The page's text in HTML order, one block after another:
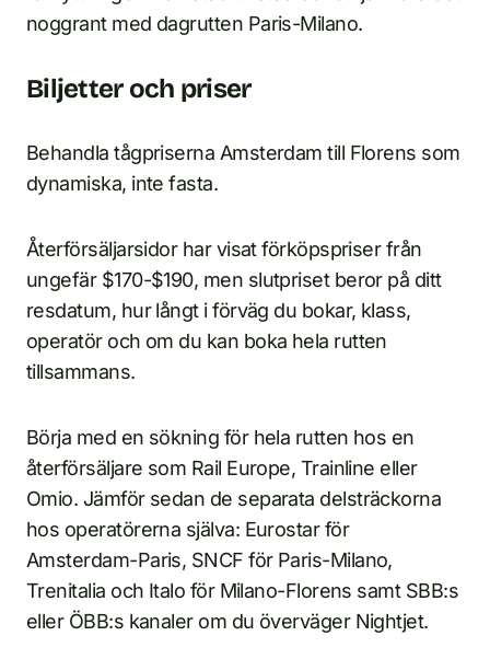
noggrant med dagrutten Paris-Milano.
Biljetter och priser
Behandla tågpriserna Amsterdam till Florens som
dynamiska, inte fasta.
Återförsäljarsidor har visat förköpspriser från
ungefär $170-$190, men slutpriset beror på ditt
resdatum, hur långt i förväg du bokar, klass,
operatör och om du kan boka hela rutten
tillsammans.
Börja med en sökning för hela rutten hos en
återförsäljare som Rail Europe, Trainline eller
Omio. Jämför sedan de separata delsträckorna
hos operatörerna själva: Eurostar för
Amsterdam-Paris, SNCF för Paris-Milano,
Trenitalia och Italo för Milano-Florens samt SBB:s
eller ÖBB:s kanaler om du överväger Nightjet.